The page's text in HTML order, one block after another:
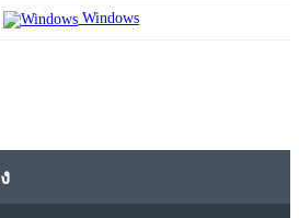
Windows